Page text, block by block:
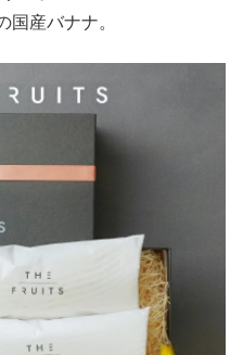
国産バナナ。